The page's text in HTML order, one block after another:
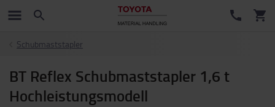
Schubmaststapler
BT Reflex Schubmaststapler 1,6 t
Hochleistungsmodell